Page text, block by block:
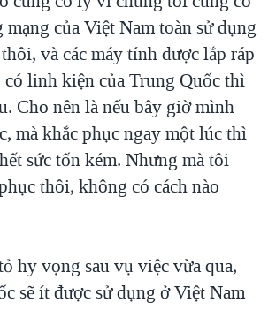
của Việt Nam toàn sử dụng
và các máy tính được lắp ráp
linh kiện của Trung Quốc thì
Cho nên là nếu bây giờ mình
mà khắc phục ngay một lúc thì
sức tốn kém. Nhưng mà tôi
thôi, không có cách nào
hy vọng sau vụ việc vừa qua,
sẽ ít được sử dụng ở Việt Nam